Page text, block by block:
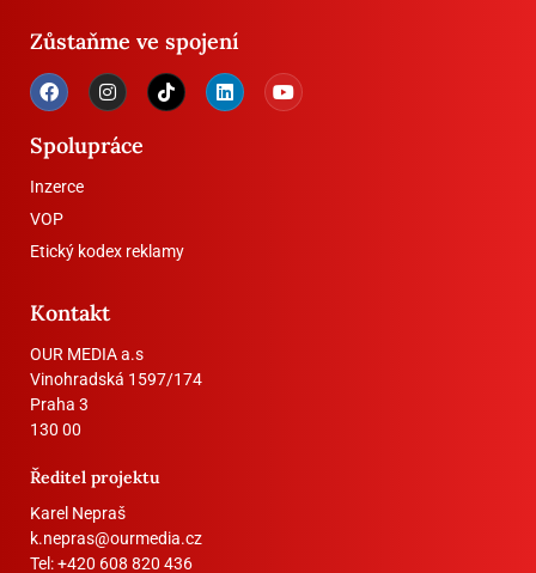
Zůstaňme ve spojení
Spolupráce
Inzerce
VOP
Etický kodex reklamy
Kontakt
OUR MEDIA a.s
Vinohradská 1597/174
Praha 3
130 00
Ředitel projektu
Karel Nepraš
k.nepras@ourmedia.cz
Tel:+420 608 820 436